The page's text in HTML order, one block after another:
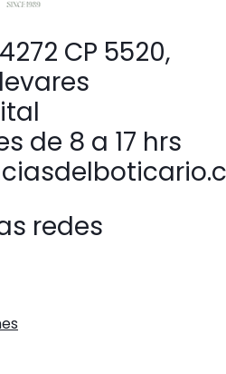
CP 5520,
de 8 a 17 hrs
redes